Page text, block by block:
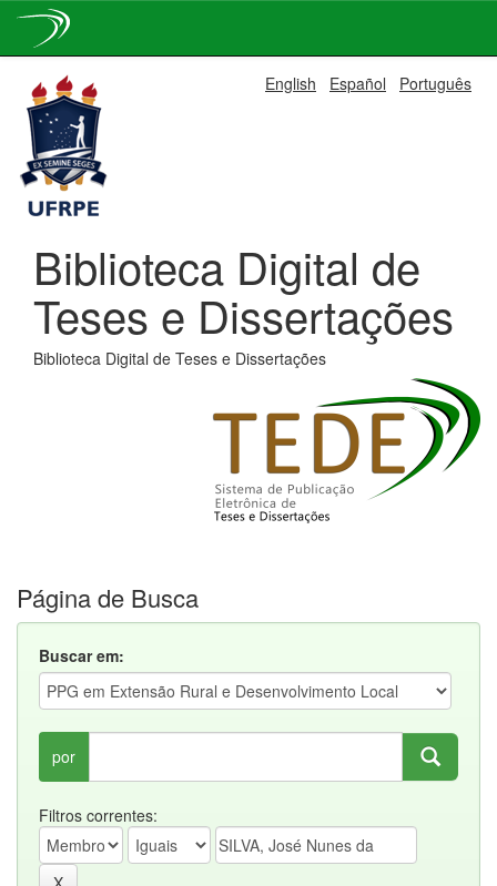
navigation
English Español Português
Biblioteca Digital de
Teses e Dissertações
Biblioteca Digital de Teses e Dissertações
Página de Busca
Buscar em:
por
Filtros correntes: